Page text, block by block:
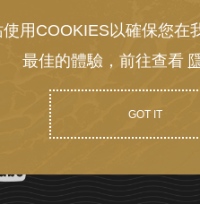
用COOKIES以確保您在
最佳的體驗，前往查看
GOT IT
City, 112027
BY GRNET